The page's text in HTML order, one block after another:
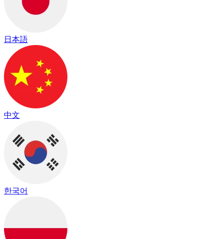
日本語
中文
한국어